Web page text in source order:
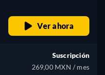
Ver ahora
Suscripción
269,00 MXN / mes